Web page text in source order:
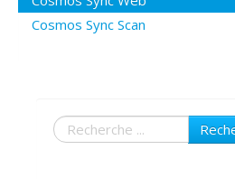
Connexion
Cosmos Sync Scan